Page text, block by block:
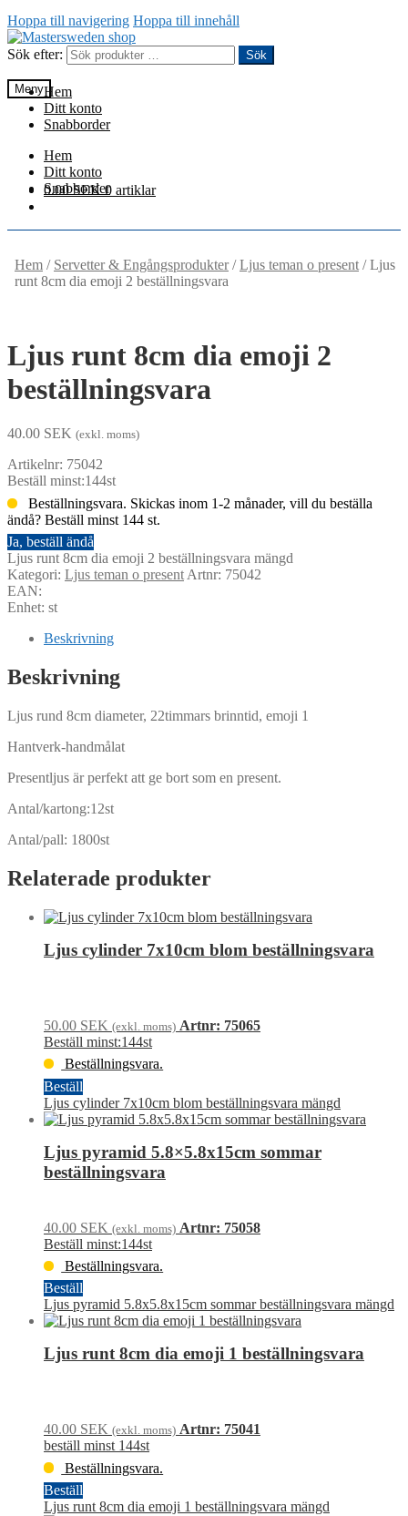
Hoppa till navigering Hoppa till innehåll
Sök efter: Sök
MenyHem
Ditt konto
Snabborder
Hem
Ditt konto
Snabborder
0.00SEK 0 artiklar
Hem / Servetter & Engångsprodukter/Ljus teman o present /Ljus
runt 8cm dia emoji 2 beställningsvara
Ljus runt 8cm dia emoji 2
beställningsvara
40.00 SEK (exkl. moms)
Artikelnr: 75042
Beställ minst:144st
Beställningsvara. Skickas inom 1-2 månader, vill du beställa
ändå? Beställ minst 144 st.
Ja, beställ ändå
Ljus runt 8cm dia emoji 2 beställningsvara mängd
Kategori: Ljus teman o present Artnr: 75042
EAN:
Enhet: st
Beskrivning
Beskrivning
Ljus rund 8cm diameter, 22timmars brinntid, emoji 1
Hantverk-handmålat
Presentljus är perfekt att ge bort som en present.
Antal/kartong:12st
Antal/pall: 1800st
Relaterade produkter
Ljus cylinder 7x10cm blom beställningsvara
50.00 SEK (exkl. moms) Artnr: 75065
Beställ minst:144st
Beställningsvara.
Beställ
Ljus cylinder 7x10cm blom beställningsvara mängd
Ljus pyramid 5.8×5.8x15cm sommar
beställningsvara
40.00 SEK (exkl. moms) Artnr: 75058
Beställ minst:144st
Beställningsvara.
Beställ
Ljus pyramid 5.8x5.8x15cm sommar beställningsvara mängd
Ljus runt 8cm dia emoji 1 beställningsvara
40.00 SEK (exkl. moms) Artnr: 75041
beställ minst 144st
Beställningsvara.
Beställ
Ljus runt 8cm dia emoji 1 beställningsvara mängd